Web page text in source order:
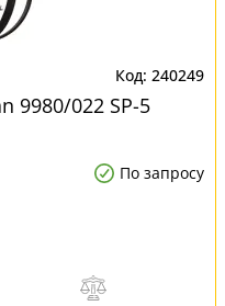
240249
9980/022 SP-5
По запросу